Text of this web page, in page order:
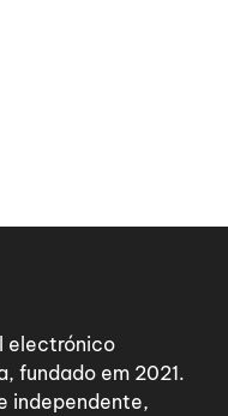
electrónico
fundado em 2021.
independente,